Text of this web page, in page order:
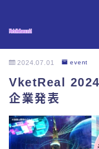
2024.07.01 event
VketReal
企業発表